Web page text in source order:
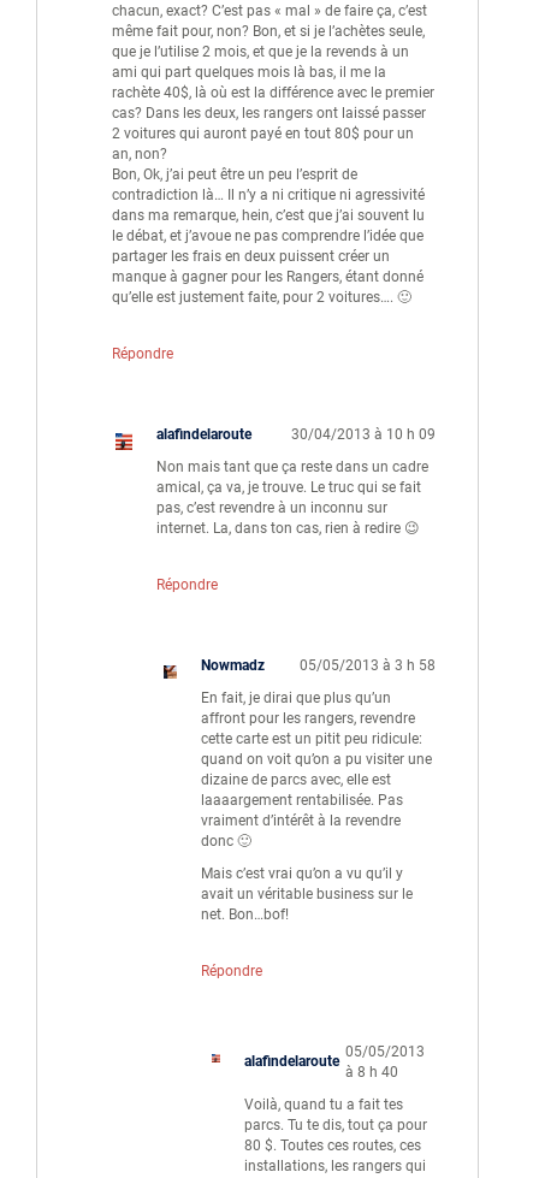
chacun, exact? C’est pas « mal » de faire ça, c’est
même fait pour, non? Bon, et si je l’achètes seule,
que je l’utilise 2 mois, et que je la revends à un
ami qui part quelques mois là bas, il me la
rachète 40$, là où est la différence avec le premier
cas? Dans les deux, les rangers ont laissé passer
2 voitures qui auront payé en tout 80$ pour un
an, non?
Bon, Ok, j’ai peut être un peu l’esprit de
contradiction là… Il n’y a ni critique ni agressivité
dans ma remarque, hein, c’est que j’ai souvent lu
le débat, et j’avoue ne pas comprendre l’idée que
partager les frais en deux puissent créer un
manque à gagner pour les Rangers, étant donné
qu’elle est justement faite, pour 2 voitures…. 🙂
Répondre
alafindelaroute
30/04/2013 à 10 h 09
Non mais tant que ça reste dans un cadre
amical, ça va, je trouve. Le truc qui se fait
pas, c’est revendre à un inconnu sur
internet. La, dans ton cas, rien à redire 😉
Répondre
Nowmadz
05/05/2013 à 3 h 58
En fait, je dirai que plus qu’un
affront pour les rangers, revendre
cette carte est un pitit peu ridicule:
quand on voit qu’on a pu visiter une
dizaine de parcs avec, elle est
laaaargement rentabilisée. Pas
vraiment d’intérêt à la revendre
donc 🙂
Mais c’est vrai qu’on a vu qu’il y
avait un véritable business sur le
net. Bon…bof!
Répondre
alafindelaroute
05/05/2013
à 8 h 40
Voilà, quand tu a fait tes
parcs. Tu te dis, tout ça pour
80 $. Toutes ces routes, ces
installations, les rangers qui